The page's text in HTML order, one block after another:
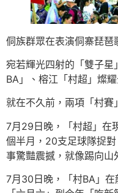
侗族群眾在表演侗寨琵琶
宛若輝光四射的「雙子
BA」、榕江「村超」燦耀
就在不久前，兩項「村
7月29日晚，「村超」在
個半月，20支足球隊捉
事驚豔震撼，就像踢向山
7月30日晚，「村BA」